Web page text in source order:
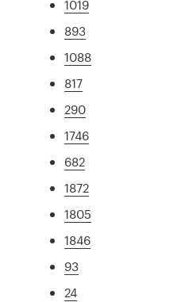
1019
893
1088
817
290
1746
682
1872
1805
1846
93
24